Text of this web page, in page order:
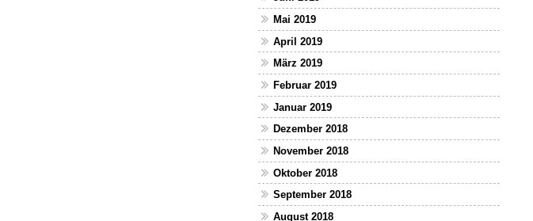
Mai 2019
April 2019
März 2019
Februar 2019
Januar 2019
Dezember 2018
November 2018
Oktober 2018
September 2018
August 2018